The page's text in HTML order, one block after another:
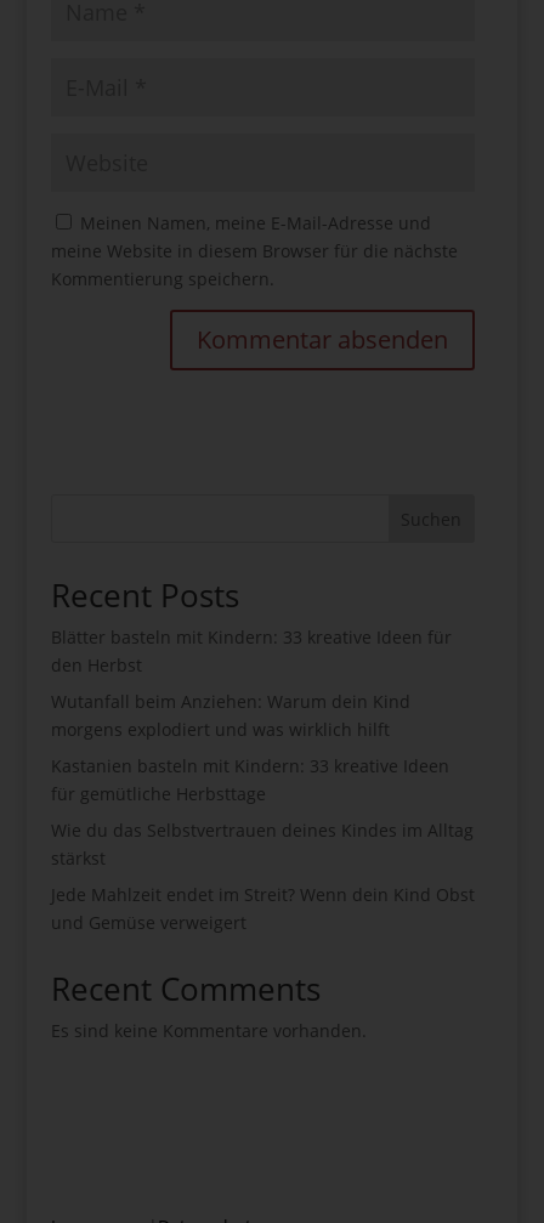
Meinen Namen, meine E-Mail-Adresse und
meine Website in diesem Browser für die nächste
Kommentierung speichern.
Suchen
Recent Posts
Blätter basteln mit Kindern: 33 kreative Ideen für
den Herbst
Wutanfall beim Anziehen: Warum dein Kind
morgens explodiert und was wirklich hilft
Kastanien basteln mit Kindern: 33 kreative Ideen
für gemütliche Herbsttage
Wie du das Selbstvertrauen deines Kindes im Alltag
stärkst
Jede Mahlzeit endet im Streit? Wenn dein Kind Obst
und Gemüse verweigert
Recent Comments
Es sind keine Kommentare vorhanden.